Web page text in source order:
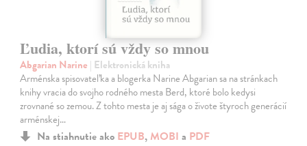
Ľudia, ktorí sú vždy so mnou
Abgarian Narine | Elektronická kniha
Arménska spisovateľka a blogerka Narine Abgarian sa na stránkach
knihy vracia do svojho rodného mesta Berd, ktoré bolo kedysi
zrovnané so zemou. Z tohto mesta je aj sága o živote štyroch generácií
arménskej…
Na stiahnutie ako EPUB, MOBI a PDF